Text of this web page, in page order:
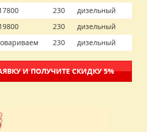
230
дизельный
230
дизельный
230 дизельный
И ПОЛУЧИТЕ СКИДКУ 5%